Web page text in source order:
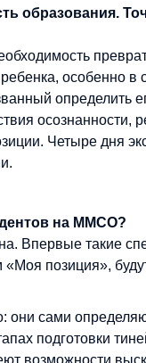
образования.
особенно в
определить
осознанности,
Четыре дня
на ММСО?
Впервые такие
«Моя позиция»,
они сами
подготовки
возможности